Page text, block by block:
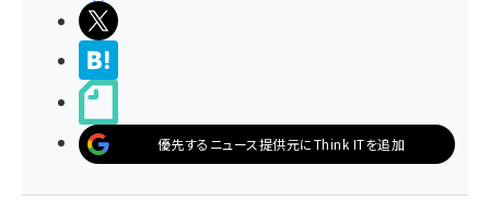
優先するニュース提供元にThink ITを追加